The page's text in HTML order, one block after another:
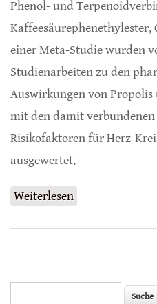
Phenol- und
einer Meta-Studie wurden
Studienarbeiten zu den
Auswirkungen von Propolis
mit den damit
Risikofaktoren für Herz-
ausgewertet.
Weiterlesen